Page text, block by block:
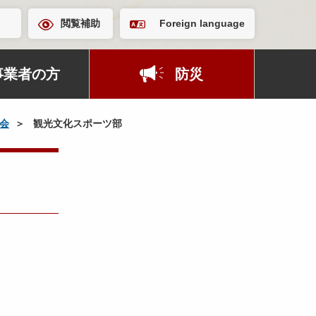
閲覧補助 Foreign language
業者の方 防災
観光文化スポーツ部